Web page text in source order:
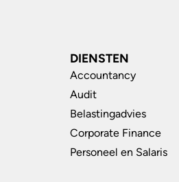
DIENSTEN
Accountancy
Audit
Belastingadvies
Corporate Finance
Personeel en Salaris